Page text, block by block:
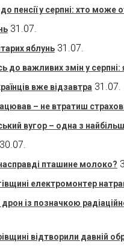
пенсії у серпні: хто може
31.07.
яблунь 31.07.
до важливих змін у серпні:
вже відзавтра 31.07.
– не втратиш
вугор – одна з
30.07.
пташине молоко?
електромонтер
дрон із позначкою
відтворили давній